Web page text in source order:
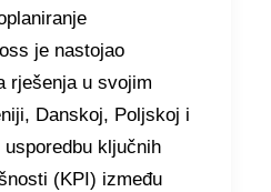
je nastojao
rješenja u svojim
Danskoj, Poljskoj i
ključnih
(KPI) između